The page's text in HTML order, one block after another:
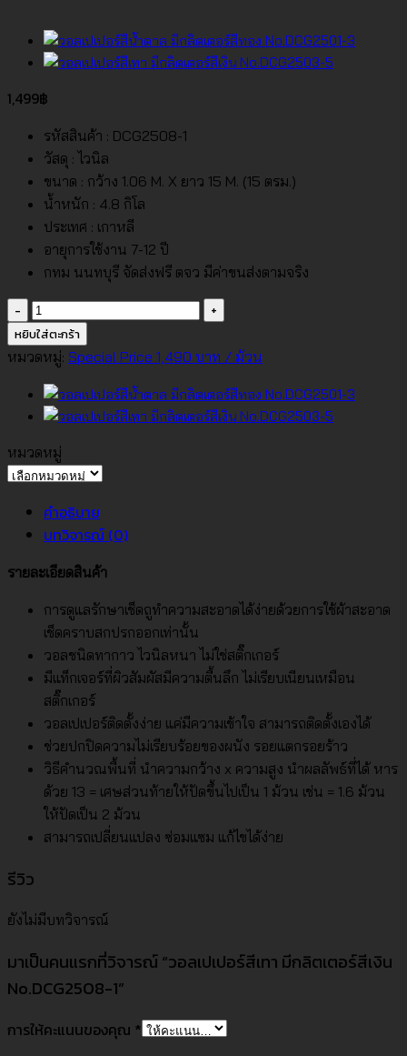
1,499฿
รหัสสินค้า : DCG2508-1
วัสดุ : ไวนิล
ขนาด : กว้าง 1.06 M. X ยาว 15 M. (15 ตรม.)
น้ำหนัก : 4.8 กิโล
ประเทศ : เกาหลี
อายุการใช้งาน 7-12 ปี
กทม นนทบุรี จัดส่งฟรี ตจว มีค่าขนส่งตามจริง
จำนวน
วอลเปเปอร์
สี
มี
กลิต
เตอร์
สี
No.DCG2508-
1
หยิบใส่ตะกร้า
หมวดหมู่: Special Price 1,490 บาท / ม้วน
หมวดหมู่
หมวด
คำอธิบาย
บทวิจารณ์ (0)
รายละเอียดสินค้า
การดูแลรักษาเช็ดถูทำความสะอาดได้ง่ายด้วยการใช้ผ้าสะอาด
เช็ดคราบสกปรกออกเท่านั้น
วอลชนิดทากาว ไวนิลหนา ไม่ใช่สติ๊กเกอร์
มีแท็กเจอร์ที่ผิวสัมผัสมีความตื้นลึก ไม่เรียบเนียนเหมือน
สติ๊กเกอร์
วอลเปเปอร์ติดตั้งง่าย แค่มีความเข้าใจ สามารถติดตั้งเองได้
ช่วยปกปิดความไม่เรียบร้อยของผนัง รอยแตกรอยร้าว
วิธีคำนวณพื้นที่ นำความกว้าง x ความสูง นำผลลัพธ์ที่ได้ หาร
ด้วย 13 = เศษส่วนท้ายให้ปัดขึ้นไปเป็น 1 ม้วน เช่น = 1.6 ม้วน
ให้ปัดเป็น 2 ม้วน
สามารถเปลี่ยนแปลง ซ่อมแซม แก้ไขได้ง่าย
รีวิว
ยังไม่มีบทวิจารณ์
มาเป็นคนแรกที่วิจารณ์ “วอลเปเปอร์สีเทา มีกลิตเตอร์สีเงิน
No.DCG2508-1”
การให้คะแนนของคุณ *